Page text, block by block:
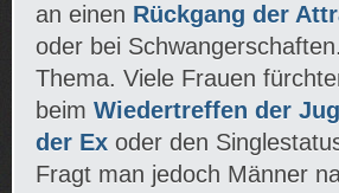
an einen Rückgang der
oder bei Schwangerschaften.
Thema. Viele Frauen
beim Wiedertreffen der
der Ex oder den
Fragt man jedoch Männer